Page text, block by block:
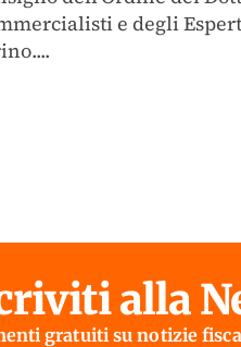
e degli
alla
gratuiti su notizie